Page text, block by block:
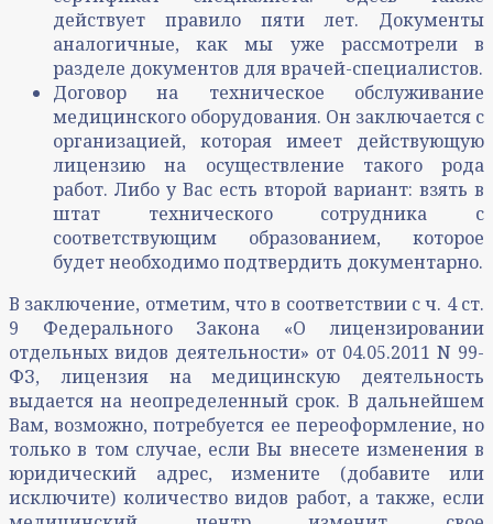
действует правило пяти лет. Документы
аналогичные, как мы уже рассмотрели в
разделе документов для врачей-специалистов.
Договор на техническое обслуживание
медицинского оборудования. Он заключается с
организацией, которая имеет действующую
лицензию на осуществление такого рода
работ. Либо у Вас есть второй вариант: взять в
штат технического сотрудника с
соответствующим образованием, которое
будет необходимо подтвердить документарно.
В заключение, отметим, что в соответствии с ч. 4 ст.
9 Федерального Закона «О лицензировании
отдельных видов деятельности» от 04.05.2011 N 99-
ФЗ, лицензия на медицинскую деятельность
выдается на неопределенный срок. В дальнейшем
Вам, возможно, потребуется ее переоформление, но
только в том случае, если Вы внесете изменения в
юридический адрес, измените (добавите или
исключите) количество видов работ, а также, если